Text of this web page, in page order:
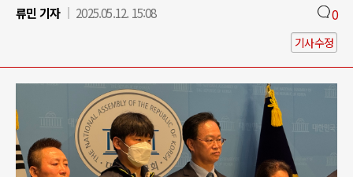
류민 기자
2025.05.12. 15:08 0
기사수정